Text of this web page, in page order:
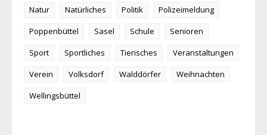
Natur
Natürliches Politik
Polizeimeldung
Poppenbüttel
Sasel Schule
Senioren
Sport
Sportliches Tierisches
Veranstaltungen
Verein
Volksdorf Walddörfer
Weihnachten
Wellingsbüttel